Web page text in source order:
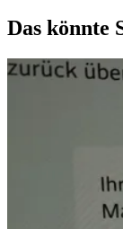
Das könnte